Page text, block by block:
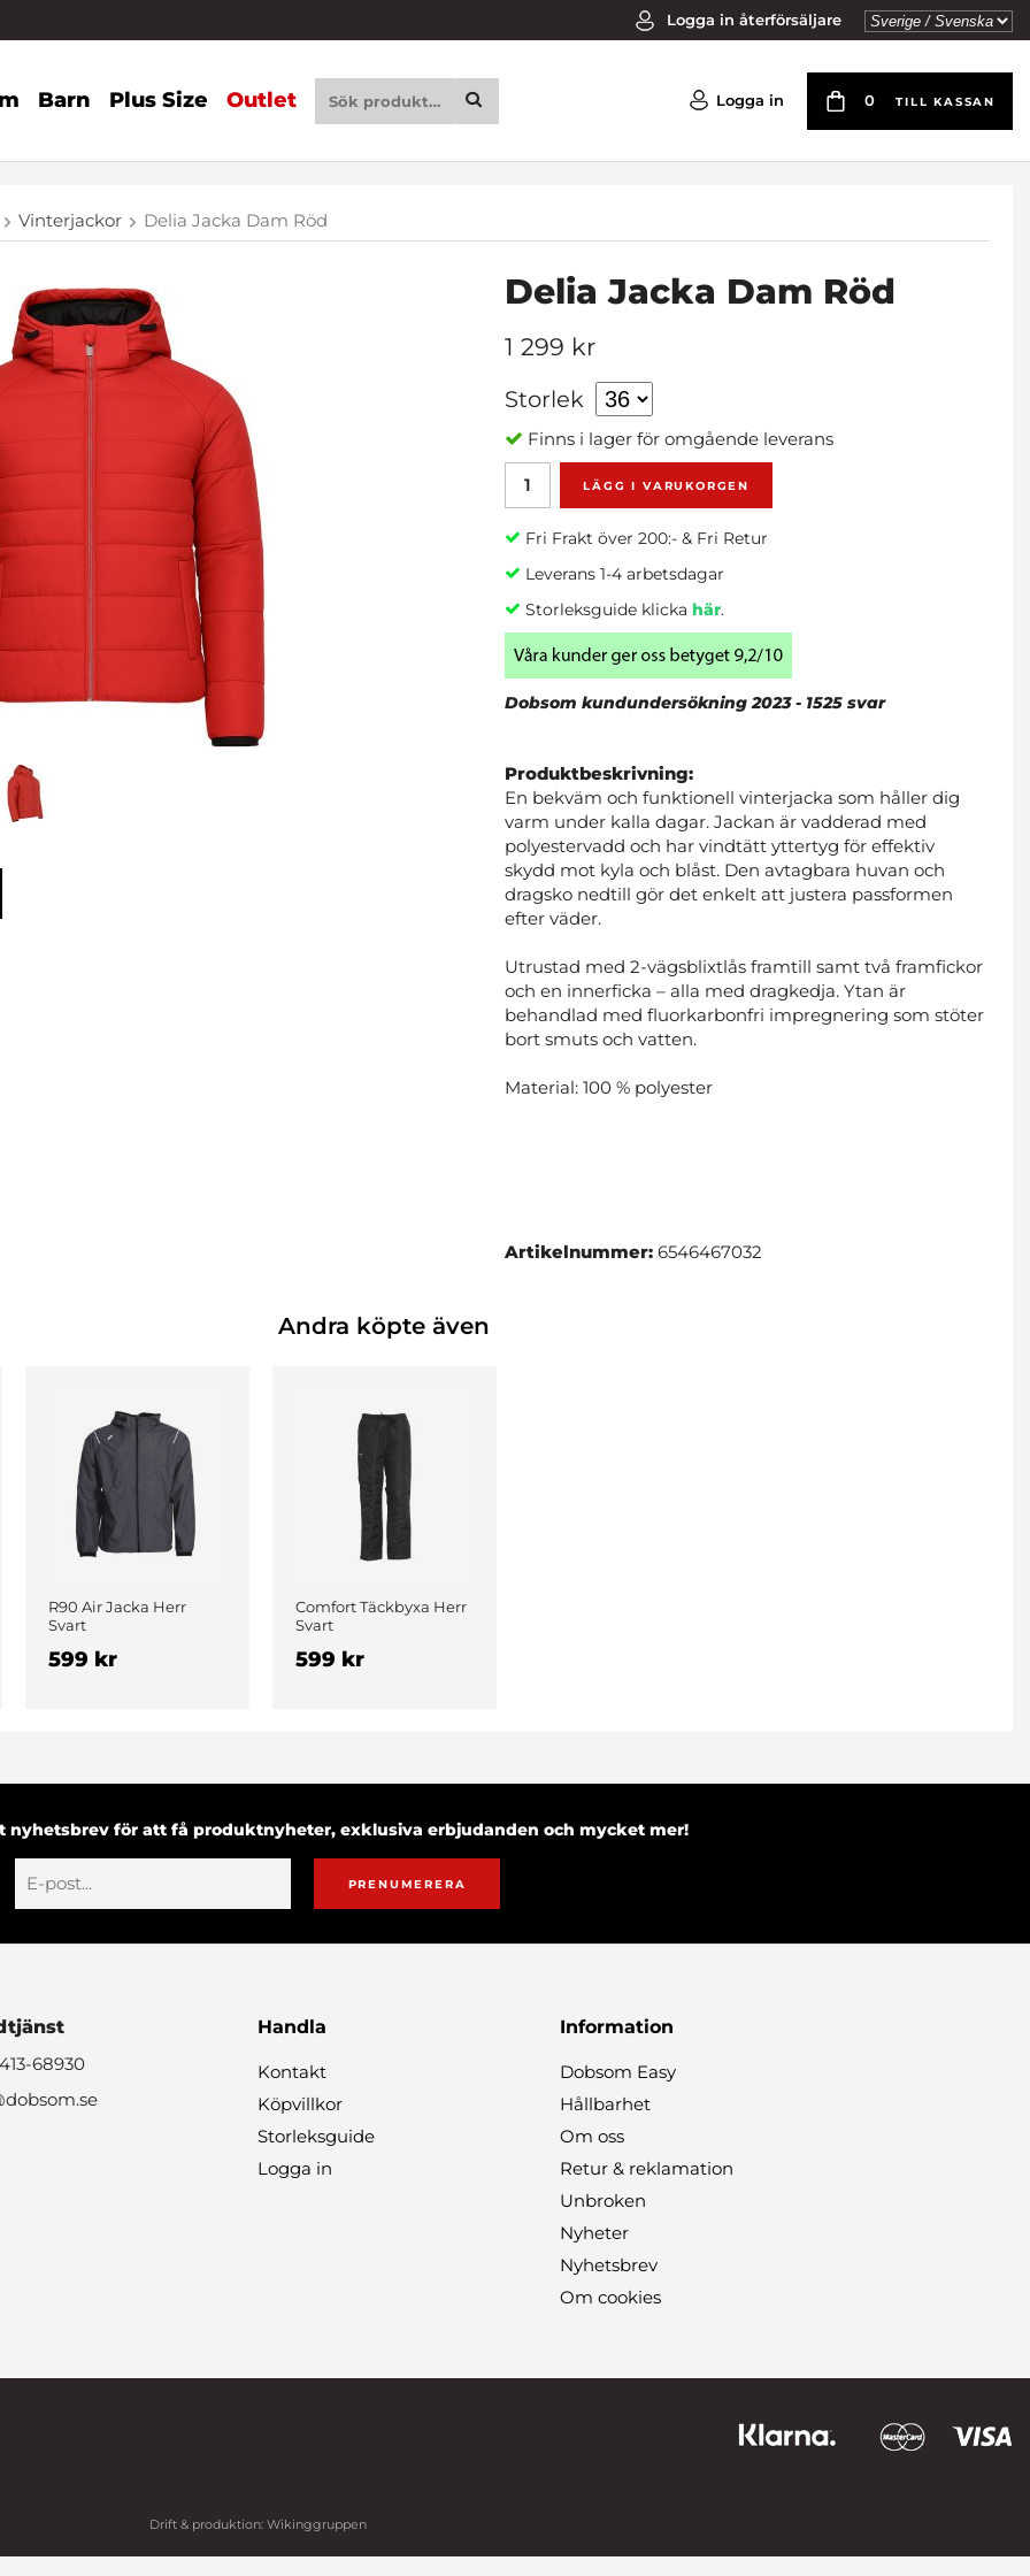
Logga in återförsäljare
Barn Plus Size Outlet Logga in 0 TILL KASSAN
Vinterjackor Delia Jacka Dam Röd
Delia Jacka Dam Röd
1 299 kr
Storlek
Finns i lager för omgående leverans
LÄGG I VARUKORGEN
Fri Frakt över 200:- & Fri Retur
Leverans 1-4 arbetsdagar
Storleksguide klickahär.
Dobsom kundundersökning 2023 - 1525 svar
Produktbeskrivning:
En bekväm och funktionell vinterjacka som håller dig
varm under kalla dagar. Jackan är vadderad med
polyestervadd och har vindtätt yttertyg för effektiv
skydd mot kyla och blåst. Den avtagbara huvan och
dragsko nedtill gör det enkelt att justera passformen
efter väder.
Utrustad med 2-vägsblixtlås framtill samt två framfickor
och en innerficka – alla med dragkedja. Ytan är
behandlad med fluorkarbonfri impregnering som stöter
bort smuts och vatten.
Material: 100 % polyester
Artikelnummer:6546467032
Andra köpte även
R90 Air Jacka Herr
Svart
599 kr
Comfort Täckbyxa Herr
Svart
599 kr
nyhetsbrev för att få produktnyheter, exklusiva erbjudanden och mycket mer!
PRENUMERERA
68930
Handla
Kontakt
Köpvillkor
Storleksguide
Logga in
Information
Dobsom Easy
Hållbarhet
Om oss
Retur & reklamation
Unbroken
Nyheter
Nyhetsbrev
Om cookies
Drift & produktion: Wikinggruppen